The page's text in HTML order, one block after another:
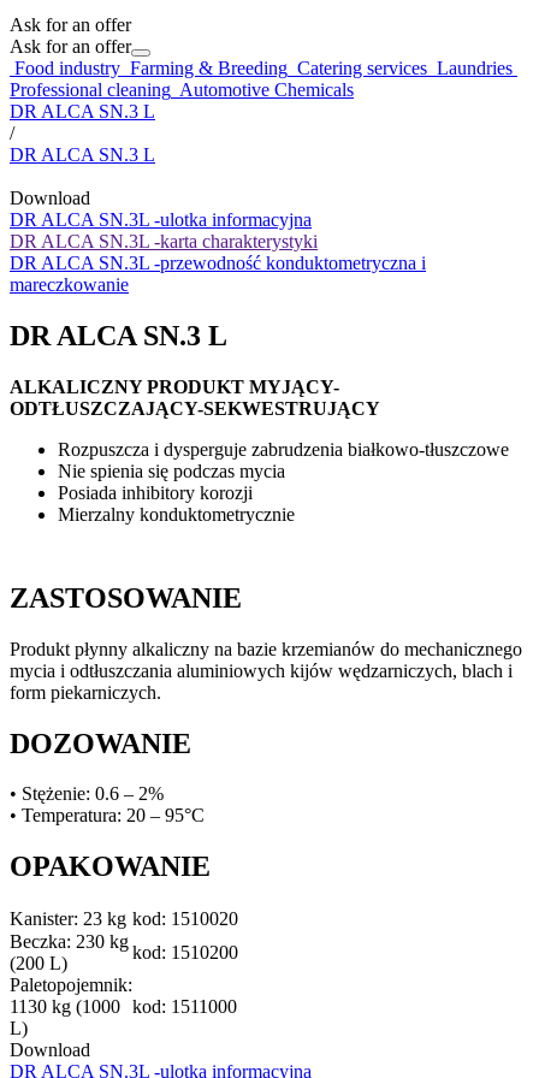
Ask for an offer
Ask for an offer
Food industry Farming & Breeding Catering services Laundries
Professional cleaning Automotive Chemicals
DR ALCA SN.3 L
/
DR ALCA SN.3 L
Download
DR ALCA SN.3L -ulotka informacyjna
DR ALCA SN.3L -karta charakterystyki
DR ALCA SN.3L -przewodność konduktometryczna i
mareczkowanie
DR ALCA SN.3 L
ALKALICZNY PRODUKT MYJĄCY-
ODTŁUSZCZAJĄCY-SEKWESTRUJĄCY
Rozpuszcza i dysperguje zabrudzenia białkowo-tłuszczowe
Nie spienia się podczas mycia
Posiada inhibitory korozji
Mierzalny konduktometrycznie
ZASTOSOWANIE
Produkt płynny alkaliczny na bazie krzemianów do mechanicznego
mycia i odtłuszczania aluminiowych kijów wędzarniczych, blach i
form piekarniczych.
DOZOWANIE
• Stężenie: 0.6 – 2%
• Temperatura: 20 – 95°C
OPAKOWANIE
Kanister: 23 kg kod: 1510020
Beczka: 230 kg
(200 L)
kod: 1510200
Paletopojemnik:
1130 kg (1000
L)
kod: 1511000
Download
DR ALCA SN.3L -ulotka informacyjna